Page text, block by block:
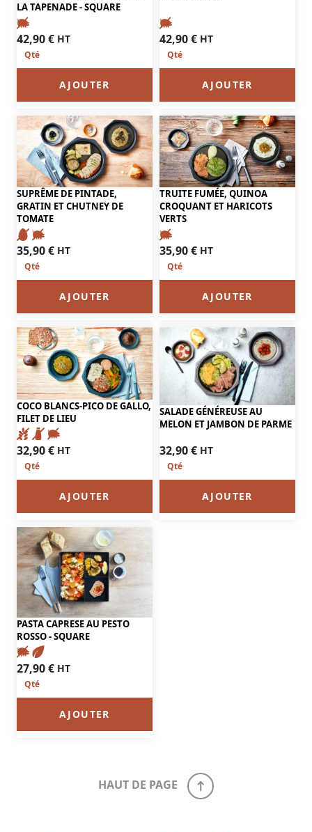
LA TAPENADE - SQUARE
42,90€ HT
AJOUTER
42,90€ HT
AJOUTER
SUPRÊME DE PINTADE,
GRATIN ET CHUTNEY DE
TOMATE
35,90€ HT
AJOUTER
TRUITE FUMÉE, QUINOA
CROQUANT ET HARICOTS
VERTS
35,90€ HT
AJOUTER
COCO BLANCS-PICO DE GALLO,
FILET DE LIEU
32,90€ HT
AJOUTER
SALADE GÉNÉREUSE AU
MELON ET JAMBON DE PARME
32,90€ HT
AJOUTER
PASTA CAPRESE AU PESTO
ROSSO - SQUARE
27,90€ HT
AJOUTER
HAUT DE PAGE